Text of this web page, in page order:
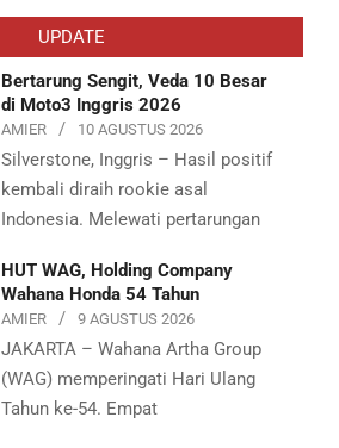
UPDATE
Bertarung Sengit, Veda 10 Besar
di Moto3 Inggris 2026
AMIER 10 AGUSTUS 2026
Silverstone, Inggris – Hasil positif
kembali diraih rookie asal
Indonesia. Melewati pertarungan
HUT WAG, Holding Company
Wahana Honda 54 Tahun
AMIER 9 AGUSTUS 2026
JAKARTA – Wahana Artha Group
(WAG) memperingati Hari Ulang
Tahun ke-54. Empat